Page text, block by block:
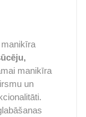
manikīra
un